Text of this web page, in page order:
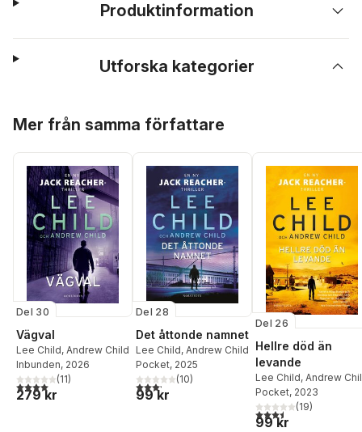
Produktinformation
Utforska kategorier
Mer från samma författare
Del 30
Vägval
Lee Child, Andrew Child
Inbunden, 2026
4,0utav 5 stjärnor. Totalt antal röster:
(11)
279 kr
Del 28
Det åttonde namnet
Lee Child, Andrew Child
Pocket, 2025
3,2utav 5 stjärnor. Totalt antal röster:
(10)
99 kr
Del 26
Hellre död än
levande
Lee Child, Andrew
Pocket, 2023
3,5utav 5 stjärnor.
(19)
99 kr